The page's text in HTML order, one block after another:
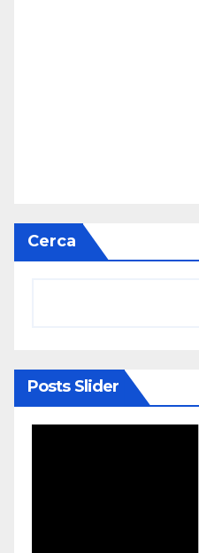
Cerca
Posts Slider